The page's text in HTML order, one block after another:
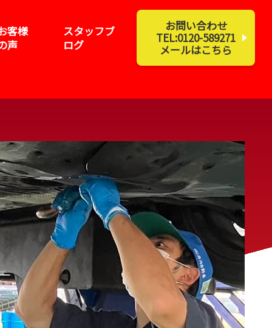
客様
声
スタッフブ
ログ
お問い合わせ
TEL:0120-589271
メールはこちら